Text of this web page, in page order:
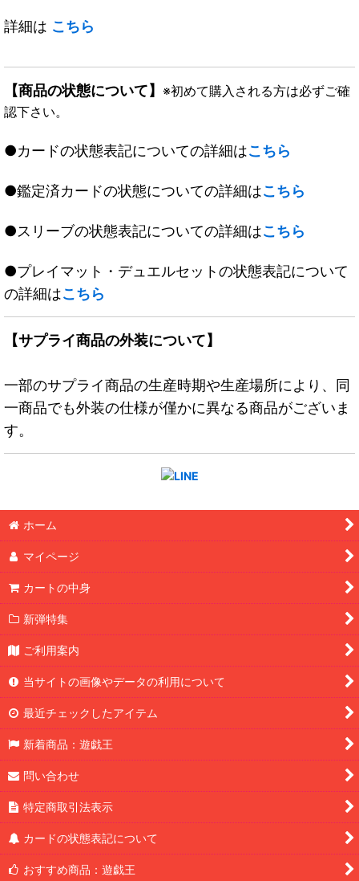
詳細は こちら
【商品の状態について】 ※初めて購入される方は必ずご確
認下さい。
●カードの状態表記についての詳細はこちら
●鑑定済カードの状態についての詳細はこちら
●スリーブの状態表記についての詳細はこちら
●プレイマット・デュエルセットの状態表記について
の詳細はこちら
【サプライ商品の外装について】
一部のサプライ商品の生産時期や生産場所により、同
一商品でも外装の仕様が僅かに異なる商品がございま
す。
ホーム
マイページ
カートの中身
新弾特集
ご利用案内
当サイトの画像やデータの利用について
最近チェックしたアイテム
新着商品：遊戯王
問い合わせ
特定商取引法表示
カードの状態表記について
おすすめ商品：遊戯王